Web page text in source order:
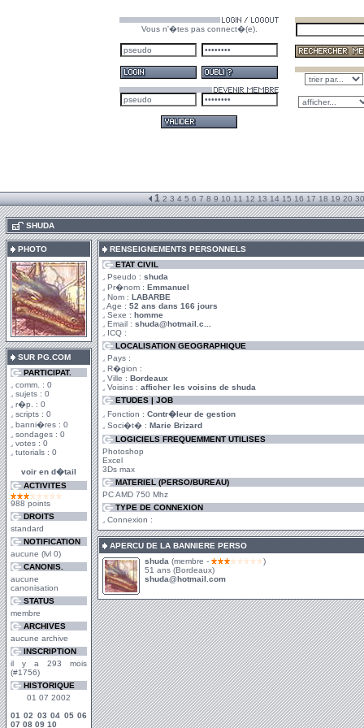
Vous n'�tes pas connect�(e).
1 2 3 4 5 6 7 8 9 10 11 12 13 14 15 16 17 18 19 20 30
SHUDA
PHOTO
SUR PG.COM
PARTICIPAT.
comm. : 0
sujets : 0
r�p. : 0
scripts : 0
banni�res : 0
sondages : 0
votes : 0
tutorials : 0
voir en d�tail
ACTIVITES
988 points
DROITS
standard
NOTIFICATION
aucune (lvl 0)
CANONIS.
aucune
canonisation
STATUS
membre
ARCHIVES
aucune archive
INSCRIPTION
il y a 293 mois
(#1756)
HISTORIQUE
01 07 2002
01 02 03 04 05 06
07 08 09 10
RENSEIGNEMENTS PERSONNELS
ETAT CIVIL
Pseudo : shuda
Pr�nom : Emmanuel
Nom : LABARBE
Age : 52 ans dans 166 jours
Sexe : homme
Email : shuda@hotmail.c...
ICQ :
LOCALISATION GEOGRAPHIQUE
Pays :
R�gion :
Ville : Bordeaux
Voisins : afficher les voisins de shuda
ETUDES | JOB
Fonction : Contr�leur de gestion
Soci�t� : Marie Brizard
LOGICIELS FREQUEMMENT UTILISES
Photoshop
Excel
3Ds max
MATERIEL (PERSO/BUREAU)
PC AMD 750 Mhz
TYPE DE CONNEXION
Connexion :
APERCU DE LA BANNIERE PERSO
shuda (membre -
)
51 ans (Bordeaux)
shuda@hotmail.com